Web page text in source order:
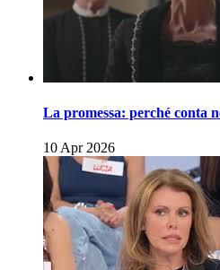
La promessa: perché conta
10 Apr 2026